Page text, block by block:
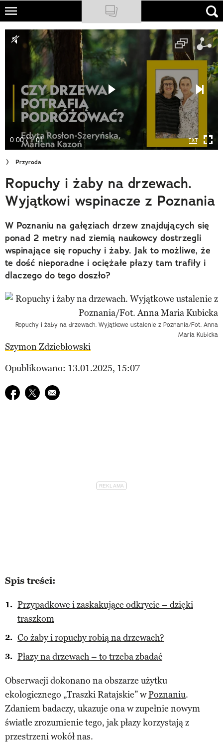
Skip
main
content
NATIONAL GEOGRAPHIC
TRAVELER
PODCASTY
Sklep
Newsletter
Cuda Polski
Wielki Konkurs Fotograficzny
Trendbook Podróżniczy
Polecane
0:00 / 1:01
Przyroda
Ropuchy i żaby na drzewach.
Wyjątkowi wspinacze z Poznania
W Poznaniu na gałęziach drzew znajdujących się
ponad 2 metry nad ziemią naukowcy dostrzegli
wspinające się ropuchy i żaby. Jak to możliwe, że
te dość nieporadne i ociężałe płazy tam trafiły i
dlaczego do tego doszło?
Ropuchy i żaby na drzewach. Wyjątkowe ustalenie z Poznania/Fot. Anna
Maria Kubicka
Szymon Zdziebłowski
Opublikowano: 13.01.2025, 15:07
Udostępnij na facebook
Udostępnij na twitter
E-mail do przyjaciela
Spis treści:
Przypadkowe i zaskakujące odkrycie – dzięki
traszkom
Co żaby i ropuchy robią na drzewach?
Płazy na drzewach – to trzeba zbadać
Obserwacji dokonano na obszarze użytku
ekologicznego „Traszki Ratajskie” wPoznaniu.
Zdaniem badaczy, ukazuje ona w zupełnie nowym
światle zrozumienie tego, jak płazy korzystają z
przestrzeni wokół nas.